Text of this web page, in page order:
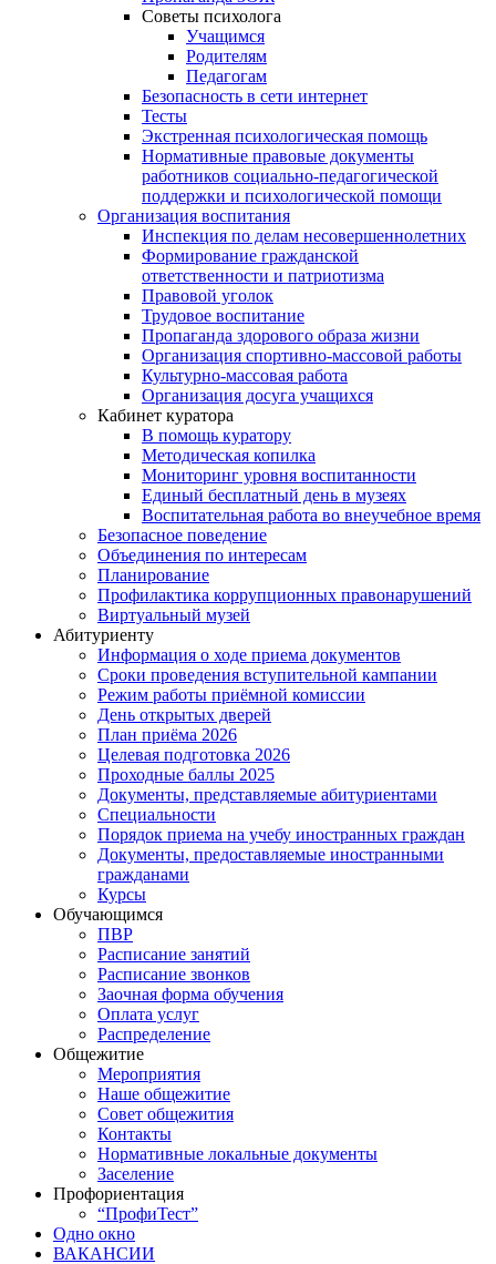
Советы психолога
Учащимся
Родителям
Педагогам
Безопасность в сети интернет
Тесты
Экстренная психологическая помощь
Нормативные правовые документы
работников социально-педагогической
поддержки и психологической помощи
Организация воспитания
Инспекция по делам несовершеннолетних
Формирование гражданской
ответственности и патриотизма
Правовой уголок
Трудовое воспитание
Пропаганда здорового образа жизни
Организация спортивно-массовой работы
Культурно-массовая работа
Организация досуга учащихся
Кабинет куратора
В помощь куратору
Методическая копилка
Мониторинг уровня воспитанности
Единый бесплатный день в музеях
Воспитательная работа во внеучебное время
Безопасное поведение
Объединения по интересам
Планирование
Профилактика коррупционных правонарушений
Виртуальный музей
Абитуриенту
Информация о ходе приема документов
Сроки проведения вступительной кампании
Режим работы приёмной комиссии
День открытых дверей
План приёма 2026
Целевая подготовка 2026
Проходные баллы 2025
Документы, представляемые абитуриентами
Специальности
Порядок приема на учебу иностранных граждан
Документы, предоставляемые иностранными
гражданами
Курсы
Обучающимся
ПВР
Расписание занятий
Расписание звонков
Заочная форма обучения
Оплата услуг
Распределение
Общежитие
Мероприятия
Наше общежитие
Совет общежития
Контакты
Нормативные локальные документы
Заселение
Профориентация
“ПрофиТест”
Одно окно
ВАКАНСИИ